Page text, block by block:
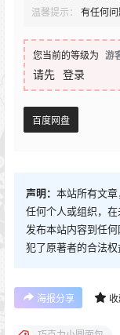
温馨提示：
有任何
您当前的等级为 游
请先 登录
百度网盘
声明： 本站所有文章
任何个人或组织，在
发布本站内容到任
犯了原著者的合法权
海报分享